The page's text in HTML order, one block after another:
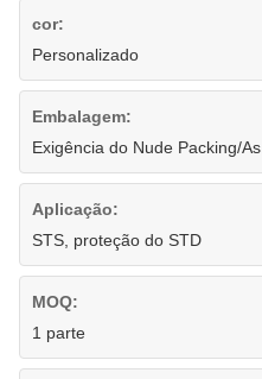
cor:
Personalizado
Embalagem:
Exigência do Nude Packing/As
Aplicação:
STS, proteção do STD
MOQ:
1 parte